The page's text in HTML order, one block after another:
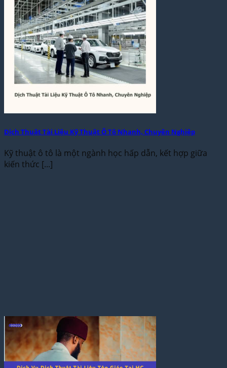
Dịch Thuật Tài Liệu Kỹ Thuật Ô Tô Nhanh, Chuyên Nghiệp
Kỹ thuật ô tô là một ngành học hấp dẫn, kết hợp giữa
kiến thức [...]